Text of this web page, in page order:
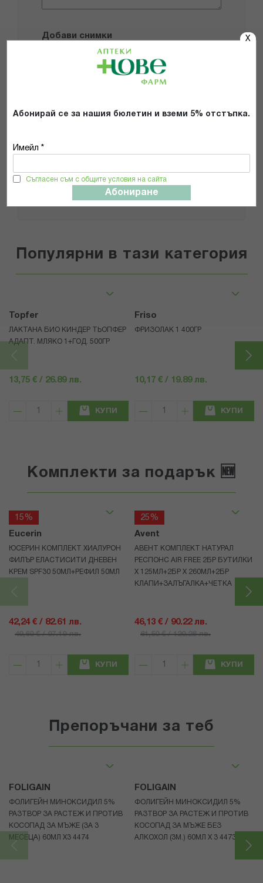
X
Абонирай се за нашия бюлетин и вземи 5% отстъпка.
Имейл *
Съгласен съм с общите условия на сайта
Абониране
Добави снимки
Препоръчвам продукта
Общите условия и политиката за
ИЗПРАТИ
Популярни в тази категория
Topfer
ЛАКТАНА БИО КИНДЕР ТЬОПФЕР
АДАПТ. МЛЯКО 1+ГОД. 500ГР
13,75 € / 26.89 лв.
КУПИ
Friso
ФРИЗОЛАК 1 400ГР
10,17 € / 19.89 лв.
КУПИ
Комплекти за подарък 🆕
15%
Eucerin
ЮСЕРИН КОМПЛЕКТ ХИАЛУРОН
ФИЛЪР ЕЛАСТИСИТИ ДНЕВЕН
КРЕМ SPF30 50МЛ+РЕФИЛ 50МЛ
42,24 € / 82.61 лв.
49,69 € / 97.19 лв.
КУПИ
25%
Avent
АВЕНТ КОМПЛЕКТ НАТУРАЛ
РЕСПОНС AIR FREE 2БР БУТИЛКИ
Х 125МЛ+2БР Х 260МЛ+2БР
КЛАПИ+ЗАЛЪГАЛКА+ЧЕТКА
46,13 € / 90.22 лв.
61,50 € / 120.28 лв.
КУПИ
Препоръчани за теб
FOLIGAIN
ФОЛИГЕЙН МИНОКСИДИЛ 5%
РАЗТВОР ЗА РАСТЕЖ И ПРОТИВ
КОСОПАД ЗА МЪЖЕ (ЗА 3
МЕСЕЦА) 60МЛ X3 4474
FOLIGAIN
ФОЛИГЕЙН МИНОКСИДИЛ 5%
РАЗТВОР ЗА РАСТЕЖ И ПРОТИВ
КОСОПАД ЗА МЪЖЕ БЕЗ
АЛКОХОЛ (3М.) 60МЛ X 3 4473